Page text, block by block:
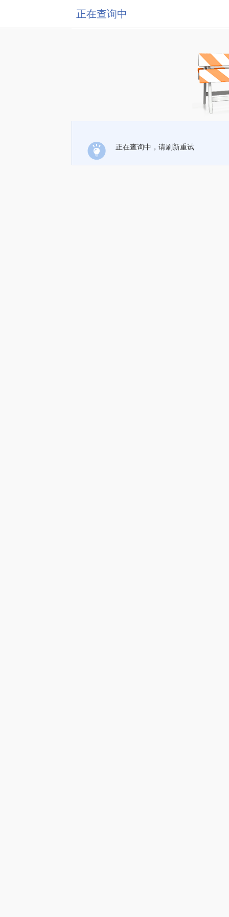
正在查询中
正在查询中，请刷新重试